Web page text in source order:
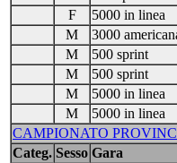
F
5000 in linea
M
3000
M
500 sprint
M
500 sprint
M
5000 in linea
M
5000 in linea
CAMPIONATO
Categ. Sesso Gara